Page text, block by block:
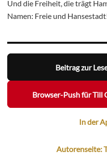
Und die Freiheit, die trägt
Namen: Freie und
Beitrag zur
Browser-Push für Till
In der
Autorenseite: